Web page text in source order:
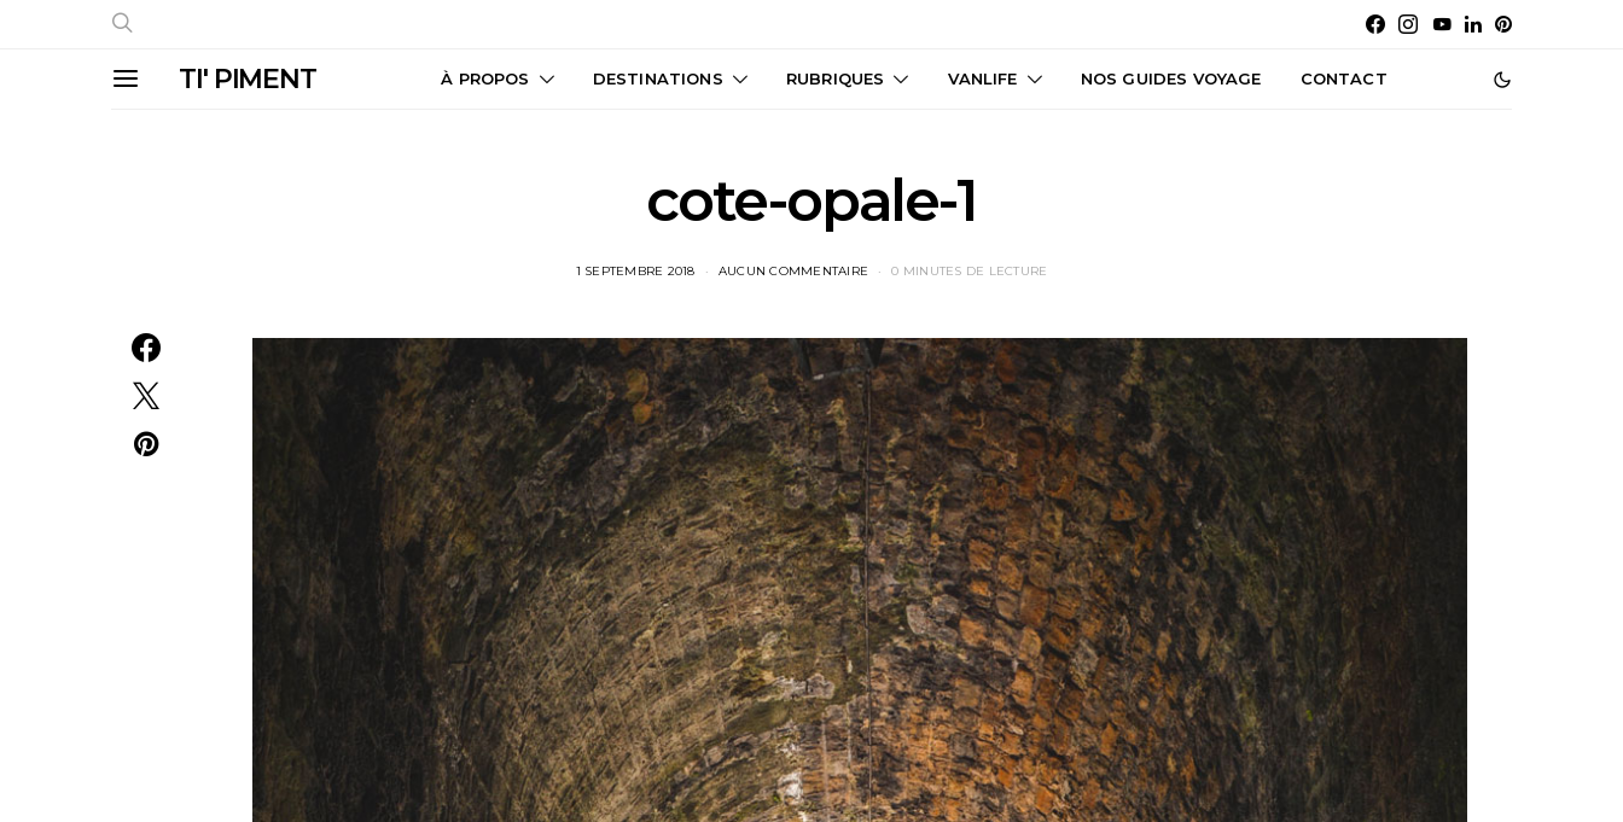
TI' PIMENT À PROPOS DESTINATIONS RUBRIQUES VANLIFE NOS GUIDES VOYAGE CONTACT
cote-opale-1
1 SEPTEMBRE 2018 AUCUN COMMENTAIRE 0 MINUTES DE LECTURE